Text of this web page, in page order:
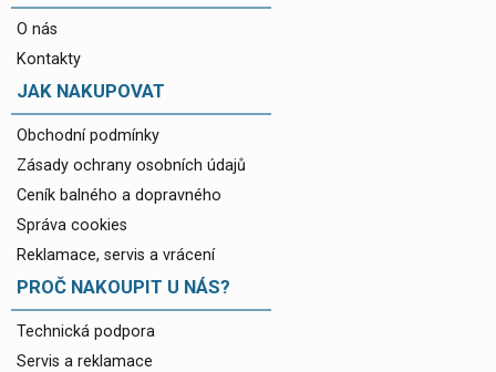
O nás
Kontakty
JAK NAKUPOVAT
Obchodní podmínky
Zásady ochrany osobních údajů
Ceník balného a dopravného
Správa cookies
Reklamace, servis a vrácení
PROČ NAKOUPIT U NÁS?
Technická podpora
Servis a reklamace